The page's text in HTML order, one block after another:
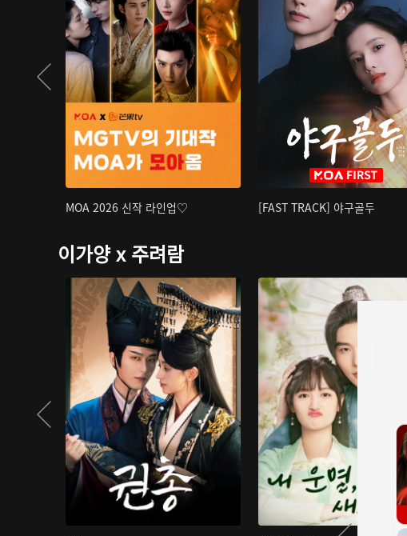
MOA 2026 신작 라인업♡ [FAST TRACK] 야구골두
이가양 x 주려람